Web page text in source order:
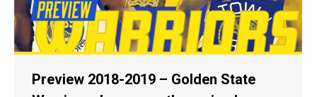
Preview 2018-2019 – Golden State